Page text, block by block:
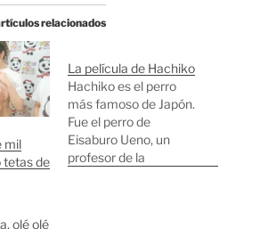
relacionados
mil
tetas de
La película de Hachiko
Hachiko es el perro
más famoso de Japón.
Fue el perro de
Eisaburo Ueno, un
profesor de la
olé olé